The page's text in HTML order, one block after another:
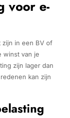
voor e-
zijn in een BV of
winst van je
zijn lager dan
kan zijn